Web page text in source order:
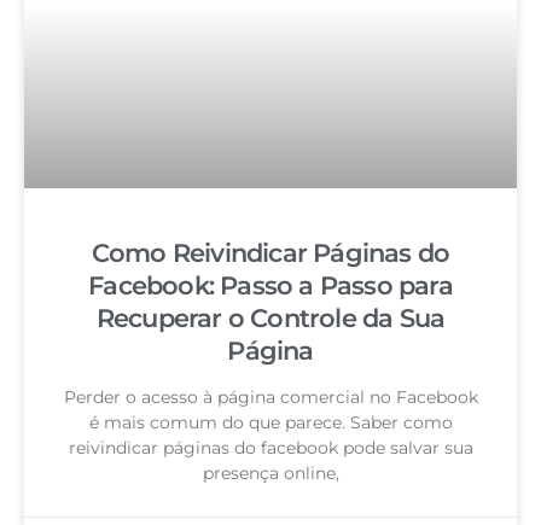
Como Reivindicar Páginas do
Facebook: Passo a Passo para
Recuperar o Controle da Sua
Página
Perder o acesso à página comercial no Facebook
é mais comum do que parece. Saber como
reivindicar páginas do facebook pode salvar sua
presença online,